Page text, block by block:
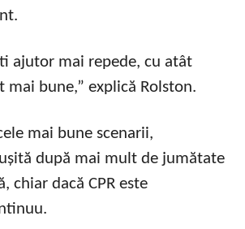
ajutor mai repede, cu atât
mai bune,” explică Rolston.
mai bune scenarii,
după mai mult de jumătate
chiar dacă CPR este